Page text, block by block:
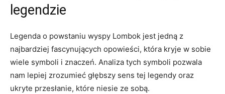
legendzie
Legenda o powstaniu wyspy Lombok jest‌ jedną z
najbardziej fascynujących opowieści, która kryje w sobie
wiele⁢ symboli i znaczeń. Analiza tych symboli pozwala
nam lepiej zrozumieć​ głębszy⁤ sens tej legendy oraz
ukryte przesłanie, które⁢ niesie ze sobą.